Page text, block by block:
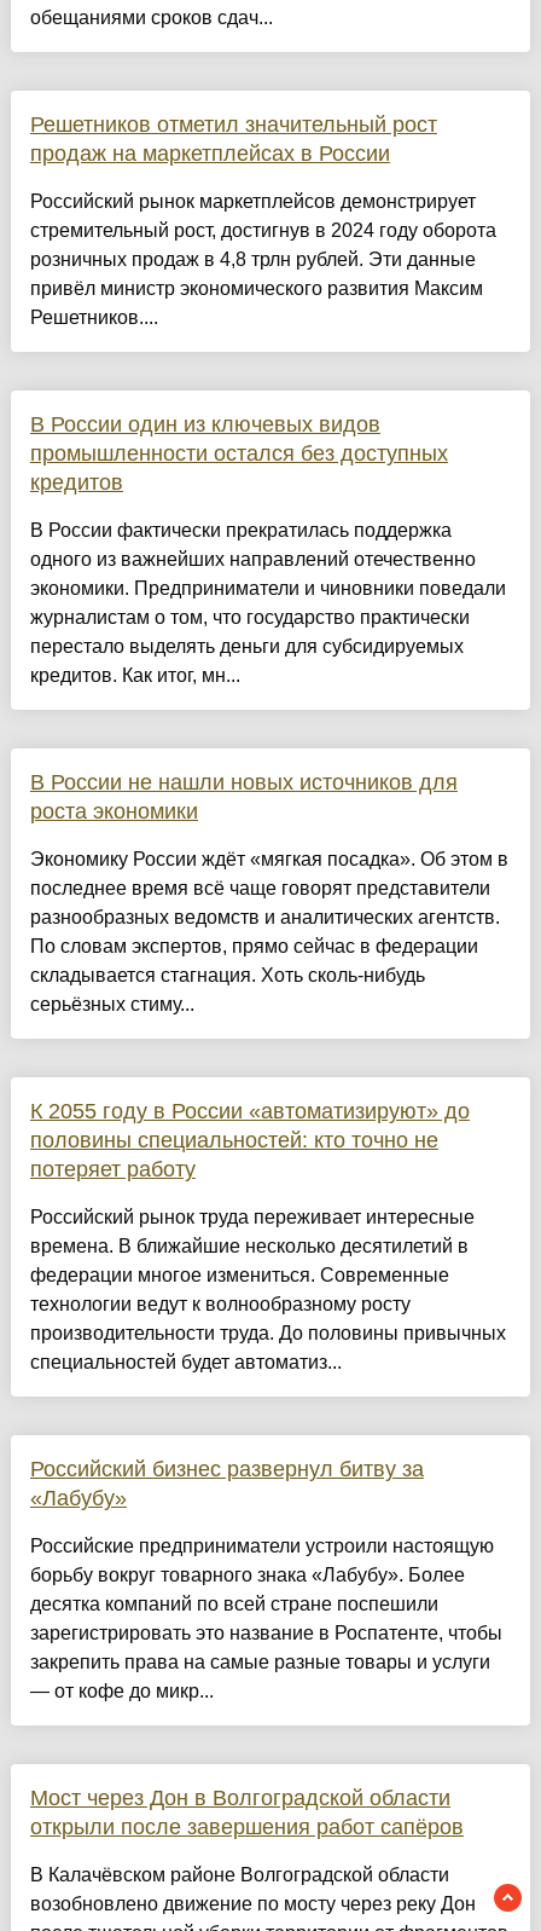
обещаниями сроков сдач...
Решетников отметил значительный рост
продаж на маркетплейсах в России
Российский рынок маркетплейсов демонстрирует
стремительный рост, достигнув в 2024 году оборота
розничных продаж в 4,8 трлн рублей. Эти данные
привёл министр экономического развития Максим
Решетников....
В России один из ключевых видов
промышленности остался без доступных
кредитов
В России фактически прекратилась поддержка
одного из важнейших направлений отечественно
экономики. Предприниматели и чиновники поведали
журналистам о том, что государство практически
перестало выделять деньги для субсидируемых
кредитов. Как итог, мн...
В России не нашли новых источников для
роста экономики
Экономику России ждёт «мягкая посадка». Об этом в
последнее время всё чаще говорят представители
разнообразных ведомств и аналитических агентств.
По словам экспертов, прямо сейчас в федерации
складывается стагнация. Хоть сколь-нибудь
серьёзных стиму...
К 2055 году в России «автоматизируют» до
половины специальностей: кто точно не
потеряет работу
Российский рынок труда переживает интересные
времена. В ближайшие несколько десятилетий в
федерации многое измениться. Современные
технологии ведут к волнообразному росту
производительности труда. До половины привычных
специальностей будет автоматиз...
Российский бизнес развернул битву за
«Лабубу»
Российские предприниматели устроили настоящую
борьбу вокруг товарного знака «Лабубу». Более
десятка компаний по всей стране поспешили
зарегистрировать это название в Роспатенте, чтобы
закрепить права на самые разные товары и услуги
— от кофе до микр...
Мост через Дон в Волгоградской области
открыли после завершения работ сапёров
В Калачёвском районе Волгоградской области
возобновлено движение по мосту через реку Дон